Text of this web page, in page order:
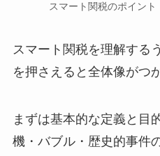
スマート関税のポイン
スマート関税を理解する
を押さえると全体像がつ
まずは基本的な定義と目
機・バブル・歴史的事件